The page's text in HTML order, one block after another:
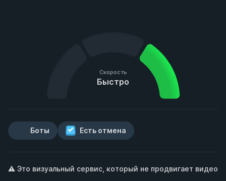
Скорость
Быстро
Боты Есть отмена
⚠️ Это визуальный сервис, который не продвигает видео